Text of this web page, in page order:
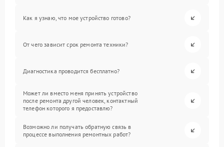
Как я узнаю, что мое устройство готово?
От чего зависит срок ремонта техники?
Диагностика проводится бесплатно?
Может ли вместо меня принять устройство
после ремонта другой человек, контактный
телефон которого я предоставлю?
Возможно ли получать обратную связь в
процессе выполнения ремонтных работ?